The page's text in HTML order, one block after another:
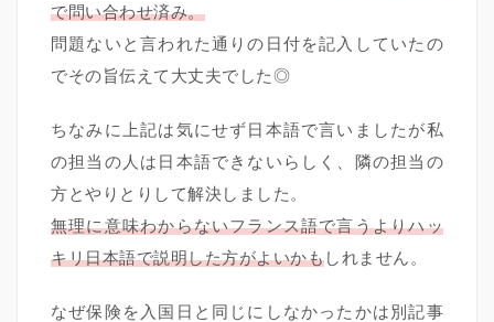
で問い合わせ済み。
問題ないと言われた通りの日付を記入していたの
でその旨伝えて大丈夫でした◎
ちなみに上記は気にせず日本語で言いましたが私
の担当の人は日本語できないらしく、隣の担当の
方とやりとりして解決しました。
無理に意味わからないフランス語で言うよりハッ
キリ日本語で説明した方がよいかもしれません。
なぜ保険を入国日と同じにしなかったかは別記事